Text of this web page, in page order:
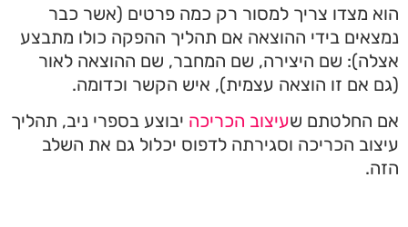
הוא מצדו צריך למסור רק כמה פרטים (אשר כבר
נמצאים בידי ההוצאה אם תהליך ההפקה כולו מתבצע
אצלה): שם היצירה, שם המחבר, שם ההוצאה לאור
(גם אם זו הוצאה עצמית), איש הקשר וכדומה.
אם החלטתם שעיצוב הכריכה יבוצע בספרי ניב, תהליך
עיצוב הכריכה וסגירתה לדפוס יכלול גם את השלב
הזה.